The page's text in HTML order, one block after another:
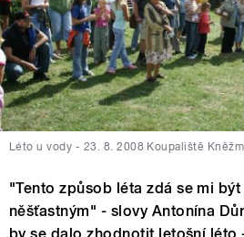
Léto u vody - 23. 8. 2008 Koupaliště
"Tento způsob léta zdá se mi
něšťastným" - slovy Antonína